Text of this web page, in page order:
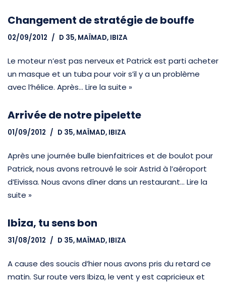
Changement de stratégie de bouffe
02/09/2012 D 35, MAÏMAD, IBIZA
Le moteur n’est pas nerveux et Patrick est parti acheter
un masque et un tuba pour voir s’il y a un problème
avec l’hélice. Après… Lire la suite »
Arrivée de notre pipelette
01/09/2012 D 35, MAÏMAD, IBIZA
Après une journée bulle bienfaitrices et de boulot pour
Patrick, nous avons retrouvé le soir Astrid à l’aéroport
d’Eivissa. Nous avons dîner dans un restaurant… Lire la
suite »
Ibiza, tu sens bon
31/08/2012 D 35, MAÏMAD, IBIZA
A cause des soucis d’hier nous avons pris du retard ce
matin. Sur route vers Ibiza, le vent y est capricieux et